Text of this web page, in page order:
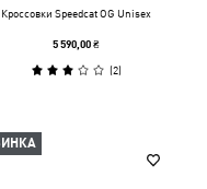
Кроссовки Speedcat OG Unisex
5 590,00 ₴
(2)